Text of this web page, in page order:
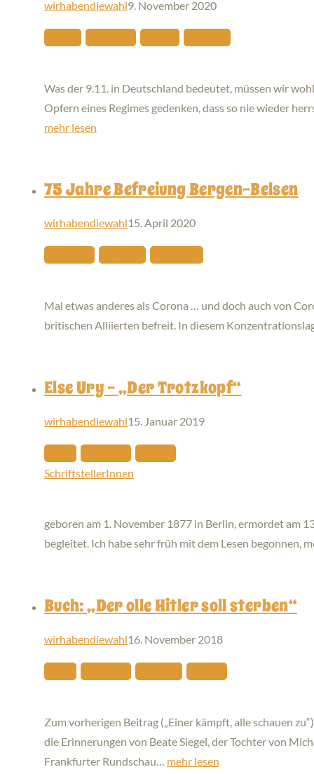
wirhabendiewahl9. November 2020
Was der 9.11. in Deutschland bedeutet, müssen wir
Opfern eines Regimes gedenken, dass so nie wieder
mehr lesen
75 Jahre Befreiung Bergen-Belsen
wirhabendiewahl15. April 2020
Mal etwas anderes als Corona … und doch auch von
britischen Alliierten befreit. In diesem
Else Ury – „Der Trotzkopf“
wirhabendiewahl15. Januar 2019
SchriftstellerInnen
geboren am 1. November 1877 in Berlin, ermordet am
begleitet. Ich habe sehr früh mit dem Lesen begonnen,
Buch: „Der olle Hitler soll sterben“
wirhabendiewahl16. November 2018
Zum vorherigen Beitrag („Einer kämpft, alle schauen
die Erinnerungen von Beate Siegel, der Tochter von
Frankfurter Rundschau… mehr lesen